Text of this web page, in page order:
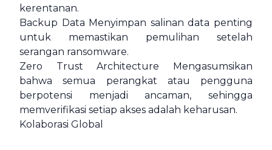
kerentanan.
Backup Data Menyimpan salinan data penting
untuk memastikan pemulihan setelah
serangan ransomware.
Zero Trust Architecture Mengasumsikan
bahwa semua perangkat atau pengguna
berpotensi menjadi ancaman, sehingga
memverifikasi setiap akses adalah keharusan.
Kolaborasi Global